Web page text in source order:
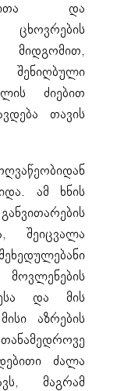
და
მიდგომით,
ძიებით
თავის
ამ ხნის
შეიცვალა
და მის
აზრების
ძალა
მაგრამ